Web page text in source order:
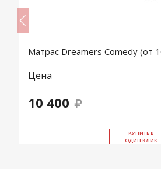
Матрас Dreamers Comedy (от
Цена
10 400
КУ­ПИТЬ В
ОДИН КЛИК